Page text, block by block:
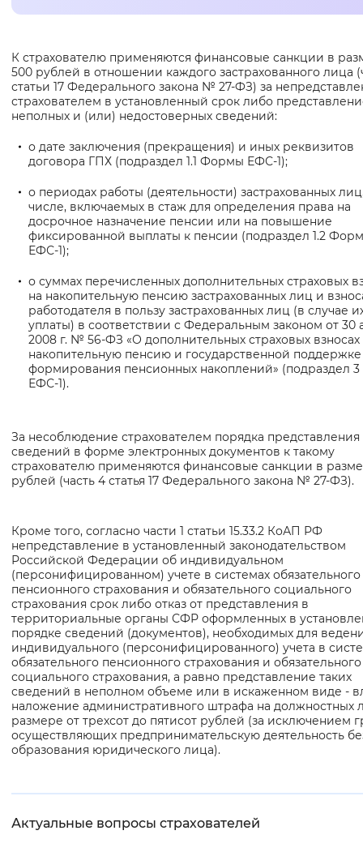
Цвет сайта
Монохромный Инверсивный
Включены Выключены
Воспроизвести Остановить
Вернуть стандартные настройки
Основная
информация
К страхователю применяются финансовые санкции в
500 рублей в отношении каждого застрахованного лица
статьи 17 Федерального закона № 27-ФЗ) за
страхователем в установленный срок либо
неполных и (или) недостоверных сведений:
о дате заключения (прекращения) и иных реквизитов
договора ГПХ (подраздел 1.1 Формы ЕФС-1);
о периодах работы (деятельности) застрахованных
числе, включаемых в стаж для определения права на
досрочное назначение пенсии или на повышение
фиксированной выплаты к пенсии (подраздел 1.2
ЕФС-1);
о суммах перечисленных дополнительных страховых
на накопительную пенсию застрахованных лиц и
работодателя в пользу застрахованных лиц (в случае
уплаты) в соответствии с Федеральным законом от 30
2008 г. № 56-ФЗ «О дополнительных страховых взносах
накопительную пенсию и государственной поддержке
формирования пенсионных накоплений» (подраздел
ЕФС-1).
За несоблюдение страхователем порядка представления
сведений в форме электронных документов к такому
страхователю применяются финансовые санкции в
рублей (часть 4 статья 17 Федерального закона № 27-ФЗ).
Кроме того, согласно части 1 статьи 15.33.2 КоАП РФ
непредставление в установленный законодательством
Российской Федерации об индивидуальном
(персонифицированном) учете в системах обязательного
пенсионного страхования и обязательного социального
страхования срок либо отказ от представления в
территориальные органы СФР оформленных в
порядке сведений (документов), необходимых для
индивидуального (персонифицированного) учета в
обязательного пенсионного страхования и обязательного
социального страхования, а равно представление таких
сведений в неполном объеме или в искаженном виде -
наложение административного штрафа на должностных
размере от трехсот до пятисот рублей (за исключением
осуществляющих предпринимательскую деятельность
образования юридического лица).
Актуальные вопросы страхователей